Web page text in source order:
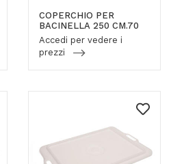
COPERCHIO PER
BACINELLA 250 CM.70
Accedi per vedere i
prezzi